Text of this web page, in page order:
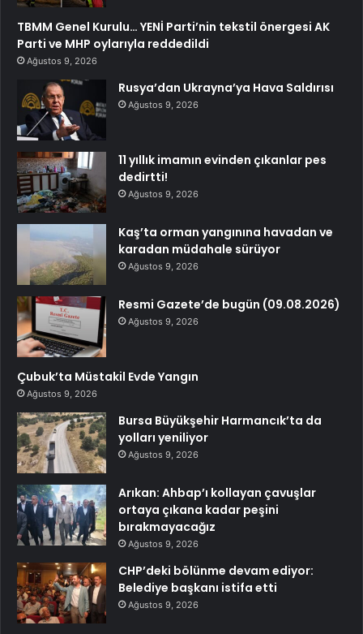
TBMM Genel Kurulu… YENİ Parti’nin tekstil önergesi AK
Parti ve MHP oylarıyla reddedildi
Ağustos 9, 2026
Rusya’dan Ukrayna’ya Hava Saldırısı
Ağustos 9, 2026
11 yıllık imamın evinden çıkanlar pes
dedirtti!
Ağustos 9, 2026
Kaş’ta orman yangınına havadan ve
karadan müdahale sürüyor
Ağustos 9, 2026
Resmi Gazete’de bugün (09.08.2026)
Ağustos 9, 2026
Çubuk’ta Müstakil Evde Yangın
Ağustos 9, 2026
Bursa Büyükşehir Harmancık’ta da
yolları yeniliyor
Ağustos 9, 2026
Arıkan: Ahbap’ı kollayan çavuşlar
ortaya çıkana kadar peşini
bırakmayacağız
Ağustos 9, 2026
CHP’deki bölünme devam ediyor:
Belediye başkanı istifa etti
Ağustos 9, 2026